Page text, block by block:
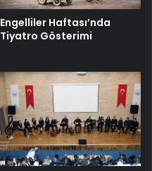
Engelliler Haftası’nda
Tiyatro Gösterimi